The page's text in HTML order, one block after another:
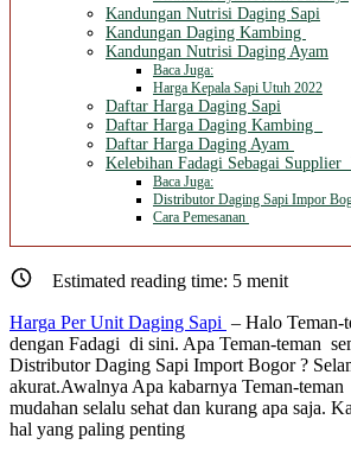
Kandungan Nutrisi Daging Sapi
Kandungan Daging Kambing
Kandungan Nutrisi Daging Ayam
Baca Juga:
Harga Kepala Sapi Utuh 2022
Daftar Harga Daging Sapi
Daftar Harga Daging Kambing
Daftar Harga Daging Ayam
Kelebihan Fadagi Sebagai Supplier
Baca Juga:
Distributor Daging Sapi Impor
Cara Pemesanan
Estimated reading time: 5 menit
Harga Per Unit Daging Sapi – Halo Teman-
dengan Fadagi di sini. Apa Teman-teman
Distributor Daging Sapi Import Bogor ?
akurat.Awalnya Apa kabarnya Teman-teman
mudahan selalu sehat dan kurang apa saja.
hal yang paling penting